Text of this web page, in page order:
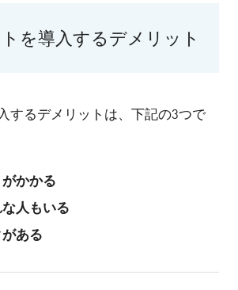
を導入するデメリット
するデメリットは、下記の3つで
かかる
人もいる
ある